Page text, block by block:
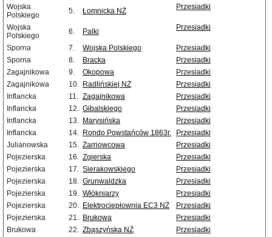
Wojska
Polskiego
5. Łomnicka NŻ Przesiadki
Wojska
Polskiego
6. Palki Przesiadki
Sporna 7. Wojska Polskiego
Przesiadki
Sporna
8. Bracka
Przesiadki
Zagajnikowa
9. Okopowa
Przesiadki
Zagajnikowa
10. Radlińskiej NŻ
Przesiadki
Inflancka
11. Zagajnikowa
Przesiadki
Inflancka
12. Gibalskiego
Przesiadki
Inflancka
13. Marysińska
Przesiadki
Inflancka
14. Rondo Powstańców 1863r.
Przesiadki
Julianowska
15. Żarnowcowa
Przesiadki
Pojezierska
16. Zgierska
Przesiadki
Pojezierska
17. Sierakowskiego
Przesiadki
Pojezierska
18. Grunwaldzka
Przesiadki
Pojezierska
19. Włókniarzy
Przesiadki
Pojezierska
20. Elektrociepłownia EC3 NŻ
Przesiadki
Pojezierska
21. Brukowa
Przesiadki
Brukowa
22. Zbąszyńska NŻ
Przesiadki